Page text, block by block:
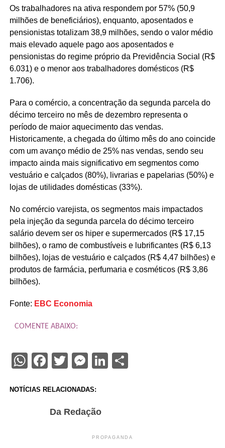
Os trabalhadores na ativa respondem por 57% (50,9
milhões de beneficiários), enquanto, aposentados e
pensionistas totalizam 38,9 milhões, sendo o valor médio
mais elevado aquele pago aos aposentados e
pensionistas do regime próprio da Previdência Social (R$
6.031) e o menor aos trabalhadores domésticos (R$
1.706).
Para o comércio, a concentração da segunda parcela do
décimo terceiro no mês de dezembro representa o
período de maior aquecimento das vendas.
Historicamente, a chegada do último mês do ano coincide
com um avanço médio de 25% nas vendas, sendo seu
impacto ainda mais significativo em segmentos como
vestuário e calçados (80%), livrarias e papelarias (50%) e
lojas de utilidades domésticas (33%).
No comércio varejista, os segmentos mais impactados
pela injeção da segunda parcela do décimo terceiro
salário devem ser os hiper e supermercados (R$ 17,15
bilhões), o ramo de combustíveis e lubrificantes (R$ 6,13
bilhões), lojas de vestuário e calçados (R$ 4,47 bilhões) e
produtos de farmácia, perfumaria e cosméticos (R$ 3,86
bilhões).
Fonte: EBC Economia
COMENTE ABAIXO:
WhatsApp
Facebook
Twitter
Messenger
LinkedIn
Share
NOTÍCIAS RELACIONADAS:
Da Redação
PROPAGANDA